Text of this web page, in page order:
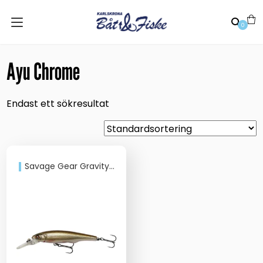
0
Ayu Chrome
Endast ett sökresultat
Savage Gear Gravity Twitch MR 8,3cm 10g Suspending